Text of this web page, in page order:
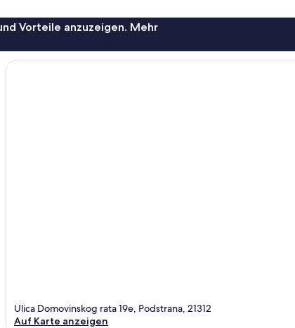
Vorteile anzuzeigen. Mehr
Ulica Domovinskog rata 19e, Podstrana, 21312
Auf Karte anzeigen